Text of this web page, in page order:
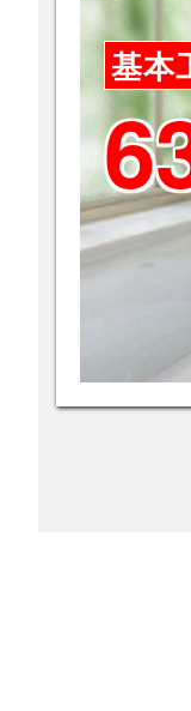
基本